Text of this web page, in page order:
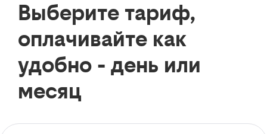
Выберите тариф,
оплачивайте как
удобно - день или
месяц